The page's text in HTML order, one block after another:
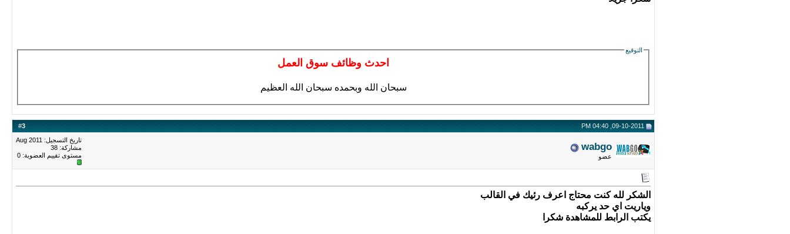
التوقيع
احدث وظائف سوق العمل
سبحان الله وبحمده سبحان الله العظيم
#3
wabgo
عضو
تاريخ التسجيل: Aug 2011
مشاركة: 38
مستوى تقييم العضوية: 0
الشكر لله كنت محتاج اعرف رئيك في القالب
وياريت اي حد يركبه
يكتب الرابط للمشاهدة شكرا